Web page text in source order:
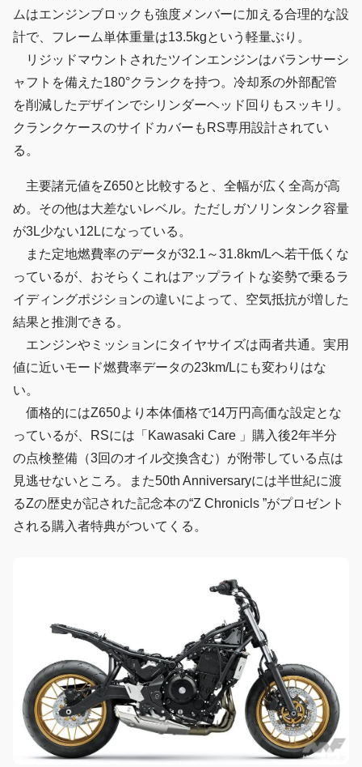
ムはエンジンブロックも強度メンバーに加える合理的な設
計で、フレーム単体重量は13.5kgという軽量ぶり。
リジッドマウントされたツインエンジンはバランサーシ
ャフトを備えた180°クランクを持つ。冷却系の外部配管
を削減したデザインでシリンダーヘッド回りもスッキリ。
クランクケースのサイドカバーもRS専用設計されてい
る。
主要諸元値をZ650と比較すると、全幅が広く全高が高
め。その他は大差ないレベル。ただしガソリンタンク容量
が3L少ない12Lになっている。
また定地燃費率のデータが32.1～31.8km/Lへ若干低くな
っているが、おそらくこれはアップライトな姿勢で乗るラ
イディングポジションの違いによって、空気抵抗が増した
結果と推測できる。
エンジンやミッションにタイヤサイズは両者共通。実用
値に近いモード燃費率データの23km/Lにも変わりはな
い。
価格的にはZ650より本体価格で14万円高価な設定とな
っているが、RSには「Kawasaki Care 」購入後2年半分
の点検整備（3回のオイル交換含む）が附帯している点は
見逃せないところ。また50th Anniversaryには半世紀に渡
るZの歴史が記された記念本の“Z Chronicls ”がプロゼント
される購入者特典がついてくる。